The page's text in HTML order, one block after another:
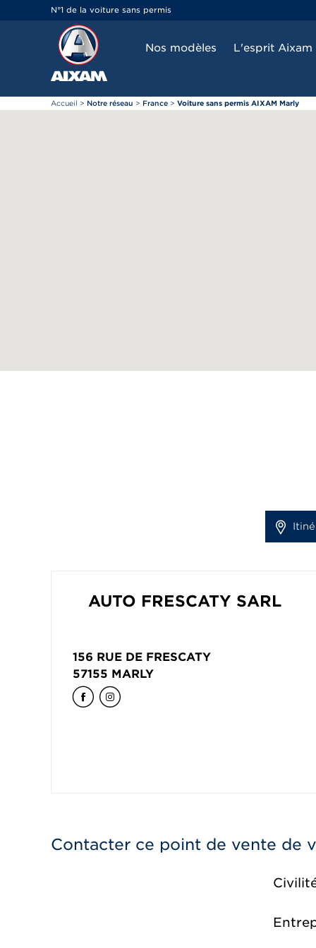
N°1 de la voiture sans permis
Nos modèles L'esprit Aixam
Accueil > Notre réseau > France > Voiture sans permis AIXAM Marly
AUTO FRESCATY SARL
156 RUE DE FRESCATY
57155 MARLY
Contacter ce point de vente de
Panneau de gestion des cookies